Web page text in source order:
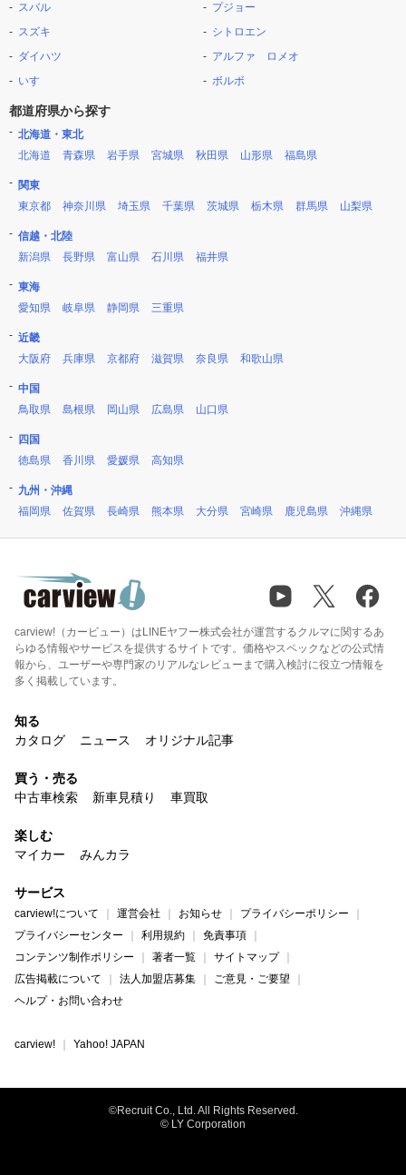
スバル
スズキ
ダイハツ
いすゞ
プジョー
シトロエン
アルファ ロメオ
ボルボ
都道府県から探す
北海道・東北
北海道
青森県 岩手県 宮城県 秋田県 山形県 福島県
関東
東京都
神奈川県 埼玉県 千葉県 茨城県 栃木県 群馬県 山梨県
信越・北陸
新潟県
長野県 富山県 石川県 福井県
東海
愛知県
岐阜県 静岡県 三重県
近畿
大阪府
兵庫県 京都府 滋賀県 奈良県 和歌山県
中国
鳥取県
島根県 岡山県 広島県 山口県
四国
徳島県
香川県 愛媛県 高知県
九州・沖縄
福岡県
佐賀県 長崎県 熊本県 大分県 宮崎県 鹿児島県 沖縄県
carview!（カービュー）はLINEヤフー株式会社が運営するクルマに関するあ
らゆる情報やサービスを提供するサイトです。価格やスペックなどの公式情
報から、ユーザーや専門家のリアルなレビューまで購入検討に役立つ情報を
多く掲載しています。
知る
カタログ
ニュース オリジナル記事
買う・売る
中古車検索
新車見積り 車買取
楽しむ
マイカー
みんカラ
サービス
carview!について 運営会社 お知らせ
プライバシーポリシー
プライバシーセンター
利用規約
免責事項
コンテンツ制作ポリシー
著者一覧
サイトマップ
広告掲載について
法人加盟店募集
ご意見・ご要望
ヘルプ・お問い合わせ
carview! Yahoo! JAPAN
©Recruit Co., Ltd. All Rights Reserved.
© LY Corporation